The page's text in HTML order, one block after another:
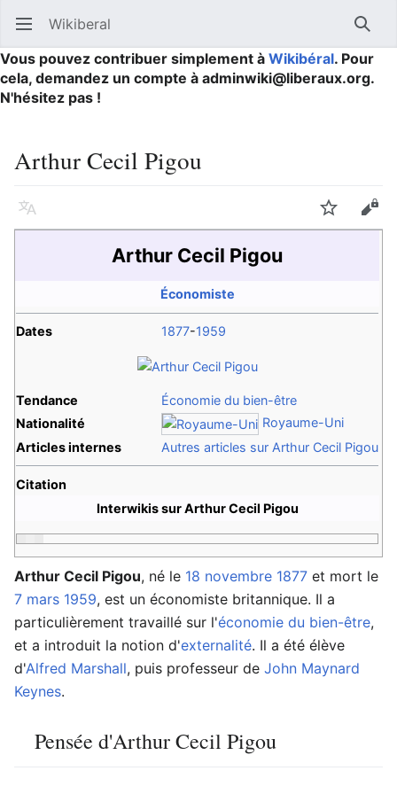
Ouvrir le menu principal Wikiberal
Vous pouvez contribuer simplement à Wikibéral. Pour
cela, demandez un compte à adminwiki@liberaux.org.
N'hésitez pas !
Arthur Cecil Pigou
Langue Suivre
Arthur Cecil Pigou
Économiste
Dates 1877-1959
Tendance
Économie du bien-être
Nationalité
Royaume-Uni
Articles internes
Autres articles sur Arthur Cecil Pigou
Citation
Interwikis sur Arthur Cecil Pigou
Arthur Cecil Pigou, né le 18 novembre 1877 et mort le
7 mars 1959, est un économiste britannique. Il a
particulièrement travaillé sur l'économie du bien-être,
et a introduit la notion d'externalité. Il a été élève
d'Alfred Marshall, puis professeur de John Maynard
Keynes.
Pensée d'Arthur Cecil Pigou